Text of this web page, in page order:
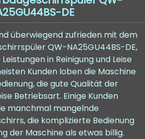
DE
überwiegend zufrieden mit dem
QW-NA25GU44BS-DE,
in Reinigung und Leise
Kunden loben die Maschine
die gute Qualität der
Betriebsart. Einige Kunden
manchmal mangelnde
die komplizierte Bedienung
der Maschine als etwas billig.